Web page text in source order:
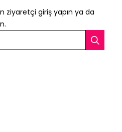
ziyaretçigiriş yapın ya da
.